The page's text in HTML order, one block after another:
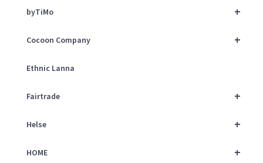
+
byTiMo
+
Cocoon Company
Ethnic Lanna
+
Fairtrade
+
Helse
+
HOME